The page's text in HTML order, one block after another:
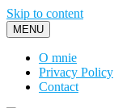
Skip to content
MENU
O mnie
Privacy Policy
Contact